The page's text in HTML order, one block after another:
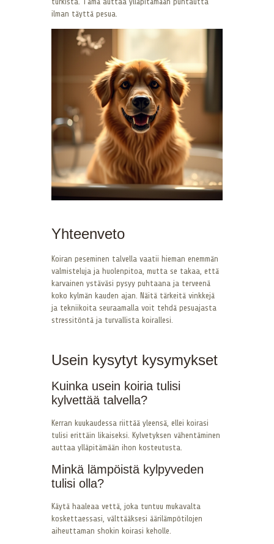
ilman täyttä pesua.
Yhteenveto
Koiran peseminen talvella vaatii hieman enemmän
valmisteluja ja huolenpitoa, mutta se takaa, että
karvainen ystäväsi pysyy puhtaana ja terveenä
koko kylmän kauden ajan. Näitä tärkeitä vinkkejä
ja tekniikoita seuraamalla voit tehdä pesuajasta
stressitöntä ja turvallista koirallesi.
Usein kysytyt kysymykset
Kuinka usein koiria tulisi
kylvettää talvella?
Kerran kuukaudessa riittää yleensä, ellei koirasi
tulisi erittäin likaiseksi. Kylvetyksen vähentäminen
auttaa ylläpitämään ihon kosteutusta.
Minkä lämpöistä kylpyveden
tulisi olla?
Käytä haaleaa vettä, joka tuntuu mukavalta
koskettaessasi, välttääksesi äärilämpötilojen
aiheuttaman shokin koirasi keholle.